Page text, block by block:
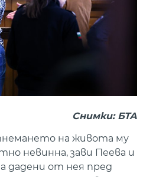
Снимки: БТА
на живота му
невинна, зави Пеева и
дадени от нея пред